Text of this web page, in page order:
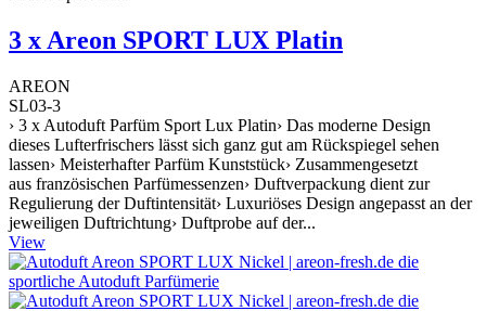
3 x Areon SPORT LUX Platin
AREON
SL03-3
› 3 x Autoduft Parfüm Sport Lux Platin› Das moderne Design
dieses Lufterfrischers lässt sich ganz gut am Rückspiegel sehen
lassen› Meisterhafter Parfüm Kunststück› Zusammengesetzt
aus französischen Parfümessenzen› Duftverpackung dient zur
Regulierung der Duftintensität› Luxuriöses Design angepasst an der
jeweiligen Duftrichtung› Duftprobe auf der...
View